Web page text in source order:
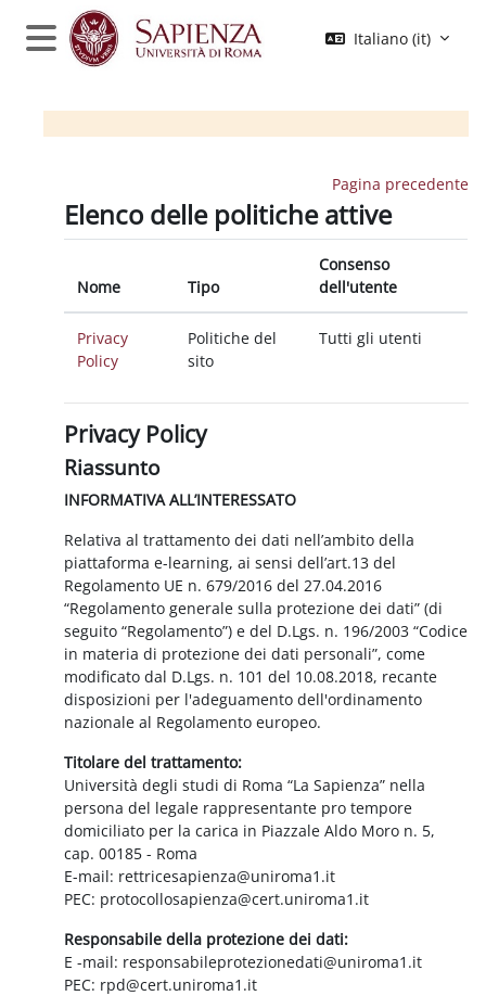
Vai al contenuto principale
Pannello laterale
Italiano ‎(it)‎
Pagina precedente
Elenco delle politiche attive
Nome Tipo
Consenso
dell'utente
Privacy
Policy
Politiche del
sito
Tutti gli utenti
Privacy Policy
Riassunto
INFORMATIVA ALL’INTERESSATO
Relativa al trattamento dei dati nell’ambito della
piattaforma e-learning, ai sensi dell’art.13 del
Regolamento UE n. 679/2016 del 27.04.2016
“Regolamento generale sulla protezione dei dati” (di
seguito “Regolamento”) e del D.Lgs. n. 196/2003 “Codice
in materia di protezione dei dati personali”, come
modificato dal D.Lgs. n. 101 del 10.08.2018, recante
disposizioni per l'adeguamento dell'ordinamento
nazionale al Regolamento europeo.
Titolare del trattamento:
Università degli studi di Roma “La Sapienza” nella
persona del legale rappresentante pro tempore
domiciliato per la carica in Piazzale Aldo Moro n. 5,
cap. 00185 - Roma
E-mail: rettricesapienza@uniroma1.it
PEC: protocollosapienza@cert.uniroma1.it
Responsabile della protezione dei dati:
E -mail: responsabileprotezionedati@uniroma1.it
PEC: rpd@cert.uniroma1.it